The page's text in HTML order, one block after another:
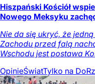
Hiszpański Kościół
Nowego Meksyku
Nie da się ukryć, że
Zachodu przed falą
Wschodu jest postawa
OpinieŚwiatTylko na